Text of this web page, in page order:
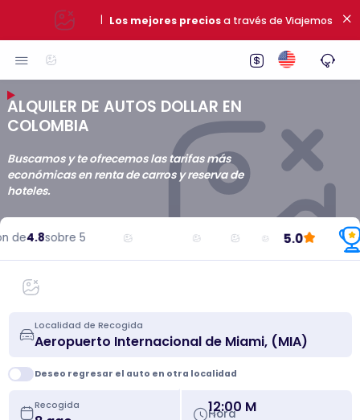
| Los mejores preciosa través de Viajemos
ALQUILER DE AUTOS DOLLAR EN
COLOMBIA
Buscamos y te ofrecemos las tarifas más
económicas en renta de carros y reserva de
hoteles.
4.8sobre 5 5.0
Localidad de Recogida
Deseo regresar el auto en otra localidad
Recogida
Hora
12:00 M